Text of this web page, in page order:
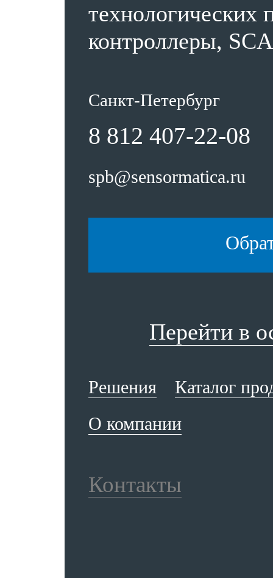
технологических
контроллеры,
Санкт-Петербург
8 812 407-22-08
spb@sensormatica.ru
Перейти в
Решения
Каталог
О компании
Контакты